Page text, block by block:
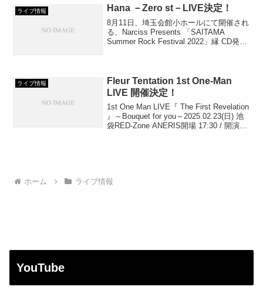
ライブ情報 Hana －Zero st－LIVE決定！
8月11日、埼玉会館小ホールにて開催され
る、Narciss Presents 「SAITAMA
Summer Rock Festival 2022」縁 CD発売
ライブ情報
Fleur Tentation 1st One-Man
LIVE 開催決定！
1st One Man LIVE『 The First Revelation
』～Bouquet for you～2025.02.23(日) 池
袋RED-Zone ANERIS開場 17:30 / 開演
ホーム ライブ情報
YouTube